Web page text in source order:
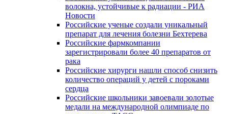
волокна, устойчивые к радиации - РИА
Новости
Российские ученые создали уникальный
препарат для лечения болезни Бехтерева
Российские фармкомпании
зарегистрировали более 40 препаратов от
рака
Российские хирурги нашли способ снизить
количество операций у детей с пороками
сердца
Российские школьники завоевали золотые
медали на международной олимпиаде по